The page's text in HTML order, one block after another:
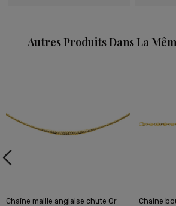
Autres Produits Dans La
Chaîne maille anglaise chute Or
Chaîne